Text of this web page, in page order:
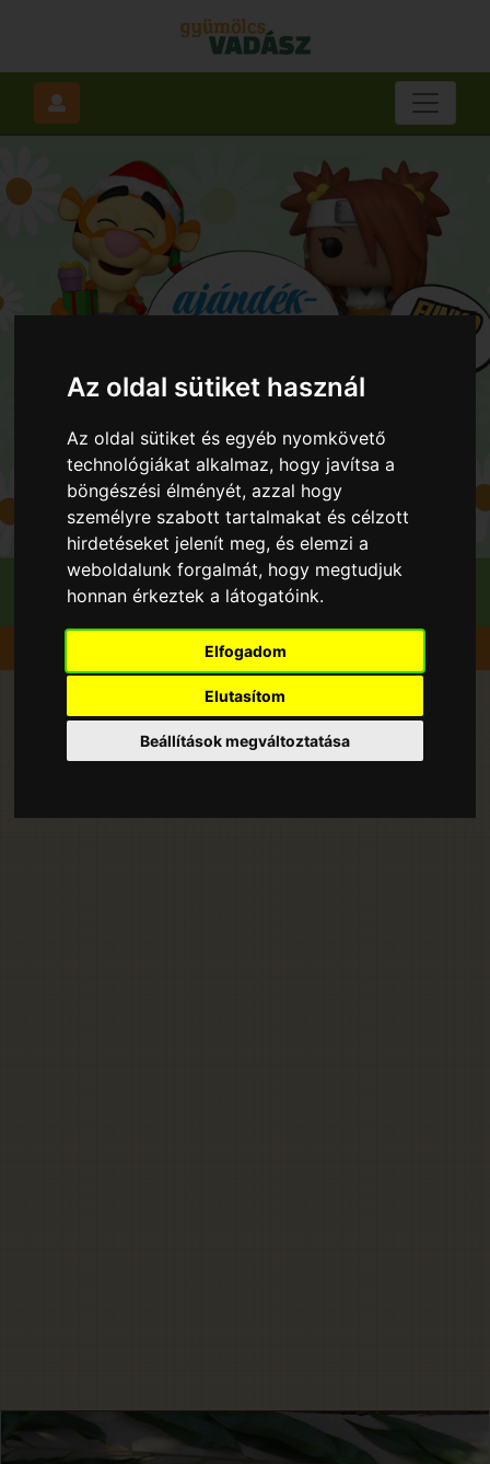
Az oldal sütiket használ
Az oldal sütiket és egyéb nyomkövető
technológiákat alkalmaz, hogy javítsa a
böngészési élményét, azzal hogy
személyre szabott tartalmakat és célzott
hirdetéseket jelenít meg, és elemzi a
weboldalunk forgalmát, hogy megtudjuk
honnan érkeztek a látogatóink.
Elfogadom
Elutasítom
Beállítások megváltoztatása
Nektarin
Nektarin fajták 2026 évben a
Gyümölcsvadász oldalán